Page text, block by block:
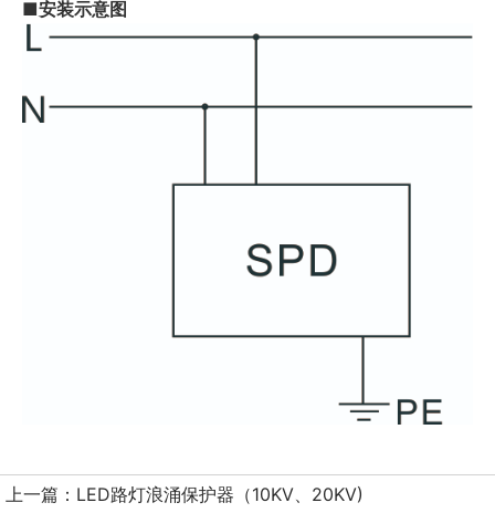
■安装示意图
上一篇： LED路灯浪涌保护器（10KV、20KV)